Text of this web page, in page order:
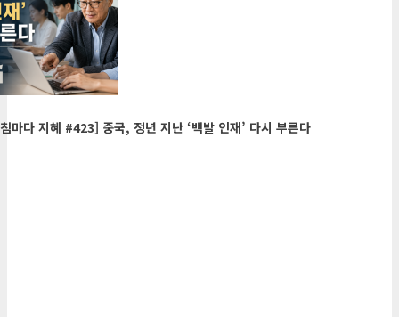
마다 지혜 #423] 중국, 정년 지난 ‘백발 인재’ 다시 부른다